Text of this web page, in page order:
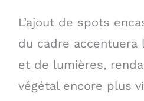
L’ajout de spots
du cadre accentuera
et de lumières,
végétal encore plus